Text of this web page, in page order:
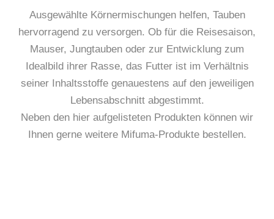
Ausgewählte Körnermischungen helfen, Tauben
hervorragend zu versorgen. Ob für die Reisesaison,
Mauser, Jungtauben oder zur Entwicklung zum
Idealbild ihrer Rasse, das Futter ist im Verhältnis
seiner Inhaltsstoffe genauestens auf den jeweiligen
Lebensabschnitt abgestimmt.
Neben den hier aufgelisteten Produkten können wir
Ihnen gerne weitere Mifuma-Produkte bestellen.